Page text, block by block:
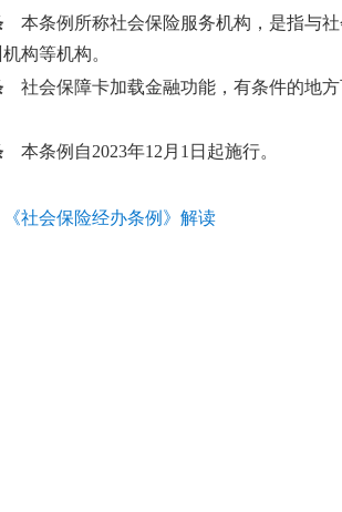
本条例所称社会保险服务机构，是指与
构等机构。
社会保障卡加载金融功能，有条件的地
本条例自2023年12月1日起施行。
《社会保险经办条例》解读